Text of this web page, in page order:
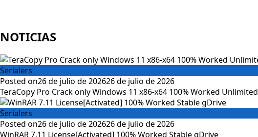
NOTICIAS
Serialers
Posted on26 de julio de 202626 de julio de 2026
TeraCopy Pro Crack only Windows 11 x86-x64 100% Worked Unlimited
Serialers
Posted on26 de julio de 202626 de julio de 2026
WinRAR 7.11 License[Activated] 100% Worked Stable gDrive